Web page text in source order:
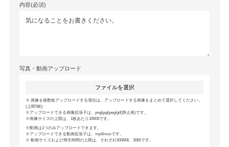
内容(必須)
写真・動画アップロード
ファイルを選択
画像を複数枚アップロードする場合は、アップロードする画像をまとめて選択してください。
(上限5枚)
アップロードできる画像拡張子は、png/jpg/jpeg/gif(静止画)です。
画像サイズの上限は、1枚あたり10MBです。
動画は1つのみアップロードできます。
アップロードできる動画拡張子は、mp4/movです。
動画サイズおよび再生時間の上限は、それぞれ500MB、30秒です。